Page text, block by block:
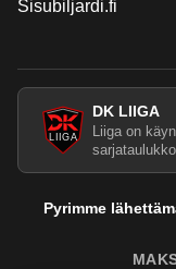
Sisubiljardi.fi
DK LIIGA
Liiga on
Pyrimme